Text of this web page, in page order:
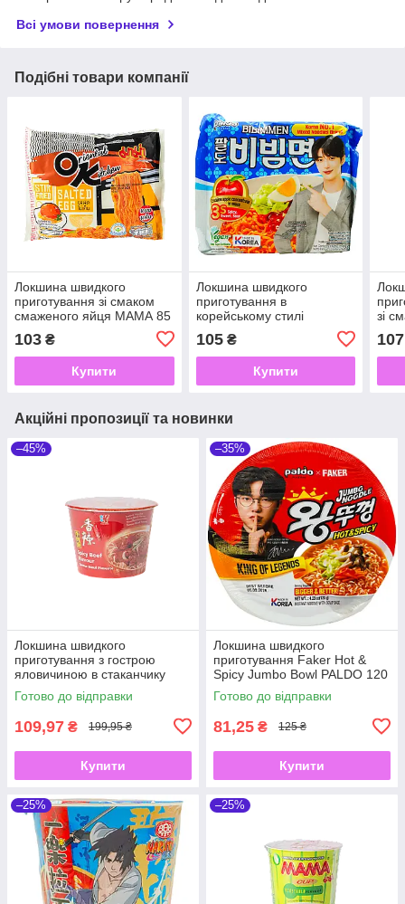
Всі умови повернення
Подібні товари компанії
Локшина швидкого
приготування зі смаком
смаженого яйця МАМА 85
103 ₴
Купити
Локшина швидкого
приготування в
корейському стилі
105₴
Купити
зі
107
Акційні пропозиції та новинки
–45%
Локшина швидкого
приготування з гострою
яловичиною в стаканчику
Spicy Beef Flavour Big Bowl
KAILO 120 г
Готово до відправки
109,97 ₴ 199,95 ₴
Купити
–35%
Локшина швидкого
приготування Faker Hot &
Spicy Jumbo Bowl PALDO 120
гГотово до відправки
81,25 ₴ 125 ₴
Купити
–25% –25%